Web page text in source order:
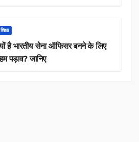
शिक्षा
है भारतीय सेना ऑफिसर बनने के लिए
पड़ाव? जानिए